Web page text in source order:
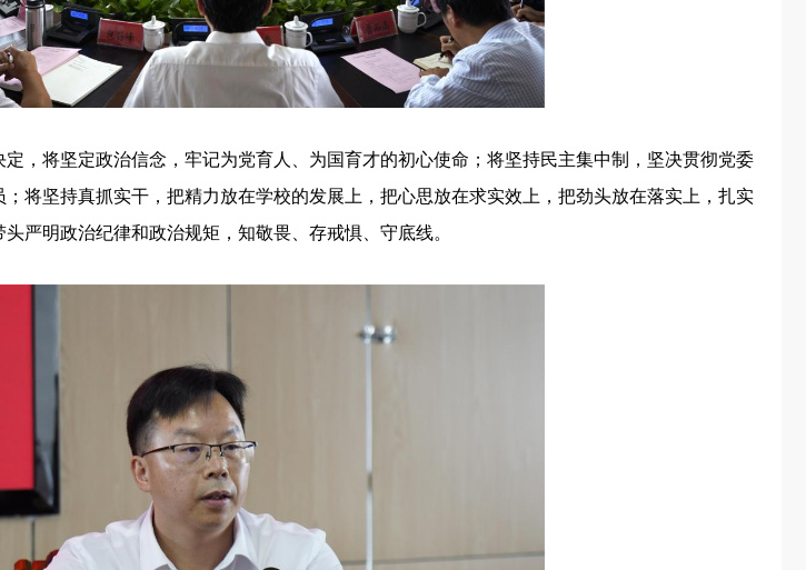
，将坚定政治信念，牢记为党育人、为国育才的初心使命；将坚持民主集中制，坚决贯彻党委
将坚持真抓实干，把精力放在学校的发展上，把心思放在求实效上，把劲头放在落实上，扎实
严明政治纪律和政治规矩，知敬畏、存戒惧、守底线。